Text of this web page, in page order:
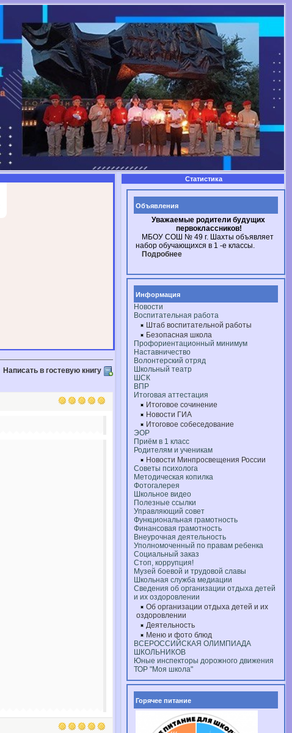
Написать в гостевую книгу
Статистика
Объявления
Уважаемые родители будущих
первоклассников!
МБОУ СОШ № 49 г. Шахты объявляет
набор обучающихся в 1 -е классы.
Подробнее
Информация
Новости
Воспитательная работа
Штаб воспитательной работы
Безопасная школа
Профориентационный минимум
Наставничество
Волонтерский отряд
Школьный театр
ШСК
ВПР
Итоговая аттестация
Итоговое сочинение
Новости ГИА
Итоговое собеседование
ЭОР
Приём в 1 класс
Родителям и ученикам
Новости Минпросвещения России
Советы психолога
Методическая копилка
Фотогалерея
Школьное видео
Полезные ссылки
Управляющий совет
Функциональная грамотность
Финансовая грамотность
Внеурочная деятельность
Уполномоченный по правам ребенка
Социальный заказ
Стоп, коррупция!
Музей боевой и трудовой славы
Школьная служба медиации
Сведения об организации отдыха детей
и их оздоровлении
Об организации отдыха детей и их
оздоровлении
Деятельность
Меню и фото блюд
ВСЕРОССИЙСКАЯ ОЛИМПИАДА
ШКОЛЬНИКОВ
Юные инспекторы дорожного движения
ТОР "Моя школа"
Горячее питание